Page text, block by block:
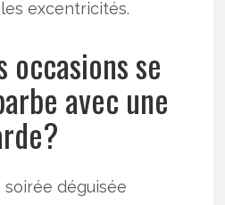
excentricités.
occasions se
avec une
déguisée